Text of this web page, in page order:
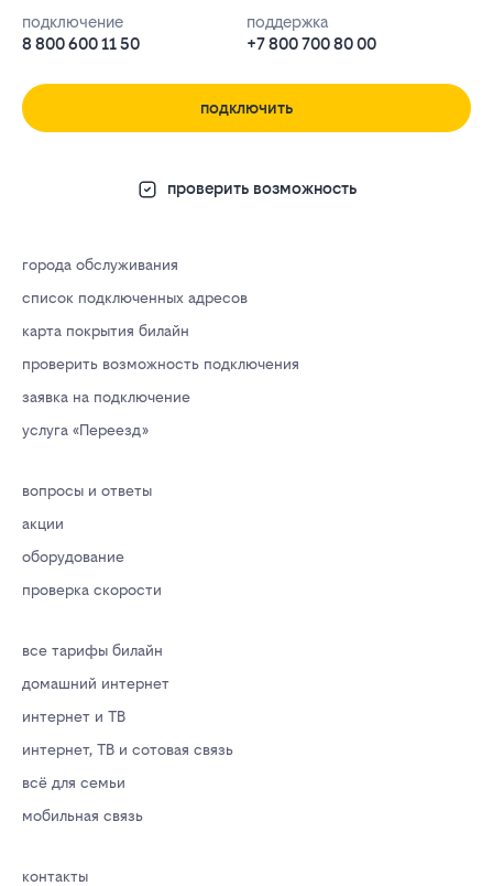
подключение
8 800 600 11 50
поддержка
+7 800 700 80 00
подключить
проверить возможность
города обслуживания
список подключенных адресов
карта покрытия билайн
проверить возможность подключения
заявка на подключение
услуга «Переезд»
вопросы и ответы
акции
оборудование
проверка скорости
все тарифы билайн
домашний интернет
интернет и ТВ
интернет, ТВ и сотовая связь
всё для семьи
мобильная связь
контакты